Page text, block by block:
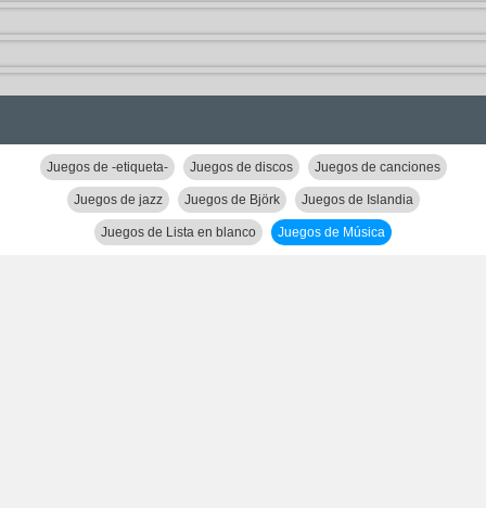
Juegos de -etiqueta- Juegos de discos Juegos de canciones
Juegos de jazz Juegos de Björk Juegos de Islandia
Juegos de Lista en blanco Juegos de Música